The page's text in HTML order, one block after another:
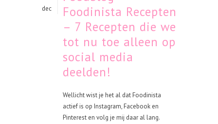
dec
Foodinista Recepten
– 7 Recepten die we
tot nu toe alleen op
social media
deelden!
Wellicht wist je het al dat Foodinista
actief is op Instagram, Facebook en
Pinterest en volg je mij daar al lang.